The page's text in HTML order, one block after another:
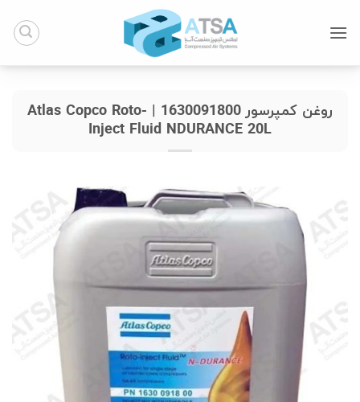
روغن کمپرسور 1630091800 | Atlas Copco Roto-
Inject Fluid NDURANCE 20L